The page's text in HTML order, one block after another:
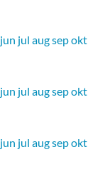
jun jul augsepokt
jun jul augsepokt
jun jul augsepokt